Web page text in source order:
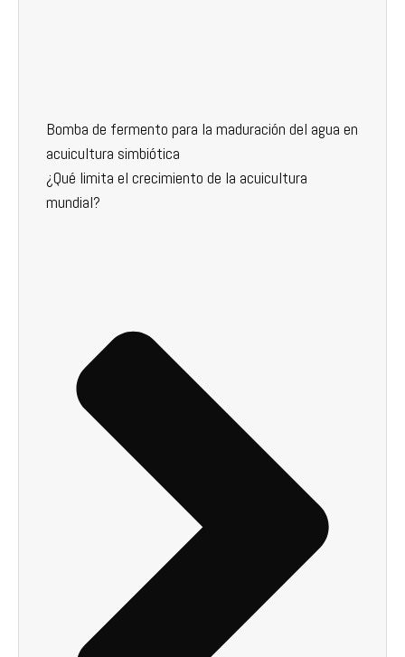
Bomba de fermento para la maduración del agua en
acuicultura simbiótica
¿Qué limita el crecimiento de la acuicultura
mundial?